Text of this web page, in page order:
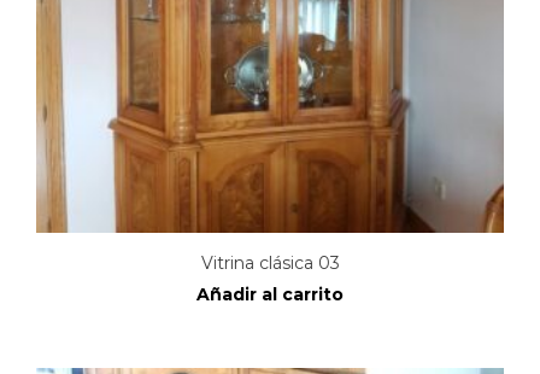
Vitrina clásica 03
Añadir al carrito